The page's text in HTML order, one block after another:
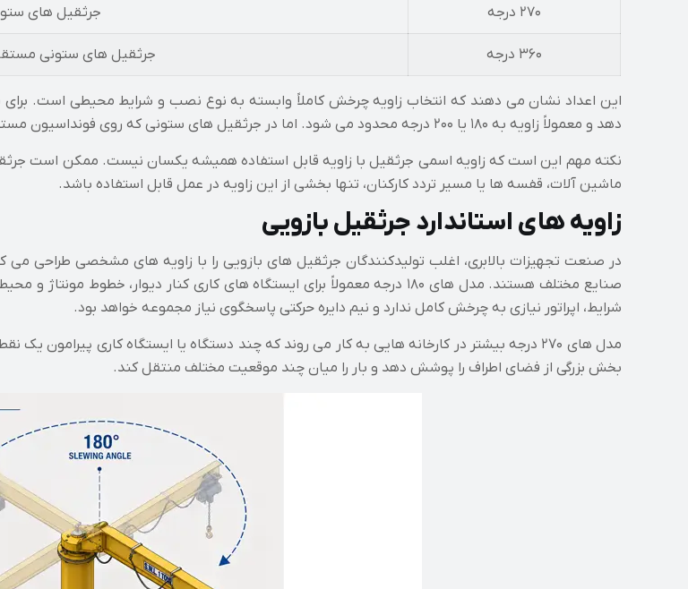
۲۷۰ درجه جرثقیل های
۳۶۰ درجه جرثقیل های ستونی
این اعداد نشان می دهند که انتخاب زاویه چرخش کاملاً وابسته به نوع نصب و شرایط محیطی است. برای
دهد و معمولاً زاویه به ۱۸۰ یا ۲۰۰ درجه محدود می شود. اما در جرثقیل های ستونی که روی فونداسیون مستقل قرار می گیرند، امکان چرخش ۲۷۰ یا حتی ۳۶۰ درجه وجود دارد.
نکته مهم این است که زاویه اسمی جرثقیل با زاویه قابل استفاده همیشه یکسان نیست. ممکن است
ماشین آلات، قفسه ها یا مسیر تردد کارکنان، تنها بخشی از این زاویه در عمل قابل استفاده باشد.
زاویه های استاندارد جرثقیل بازویی
در صنعت تجهیزات بالابری، اغلب تولیدکنندگان جرثقیل های بازویی را با زاویه های مشخصی طراحی می
صنایع مختلف هستند. مدل های ۱۸۰ درجه معمولاً برای ایستگاه های کاری کنار
شرایط، اپراتور نیازی به چرخش کامل ندارد و نیم دایره حرکتی پاسخگوی نیاز مجموعه خواهد بود.
مدل های ۲۷۰ درجه بیشتر در کارخانه هایی به کار می روند که چند دستگاه یا ایستگاه کاری
بخش بزرگی از فضای اطراف را پوشش دهد و بار را میان چند موقعیت مختلف منتقل کند.